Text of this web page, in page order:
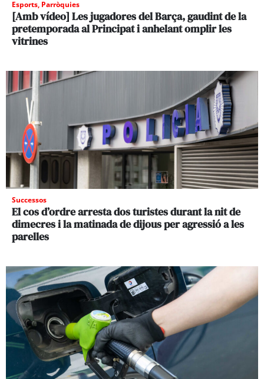
Esports, Parròquies
[Amb vídeo] Les jugadores del Barça, gaudint de la
pretemporada al Principat i anhelant omplir les
vitrines
Successos
El cos d’ordre arresta dos turistes durant la nit de
dimecres i la matinada de dijous per agressió a les
parelles